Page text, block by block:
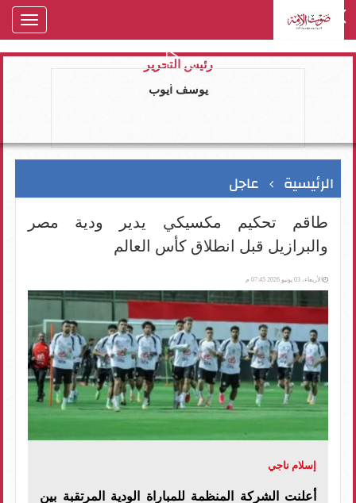
رئيس التحرير
يوسف ايوب
الرئيسية عاجل
طاقم تحكيم مكسيكي يدير ودية مصر
والبرازيل قبل انطلاق كأس العالم
الأربعاء، 03 يونيو 2026 07:45 م
إسلام ناجي
أعلنت الشركة المنظمة للمباراة الودية المرتقبة بين